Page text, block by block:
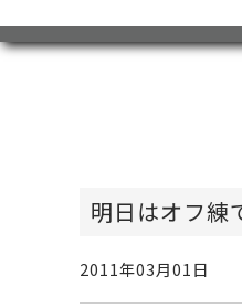
明日はオフ練
2011年03月01日